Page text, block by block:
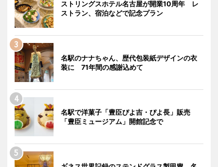
ストリングスホテル名古屋が開業10周年 レ
ストラン、宿泊などで記念プラン
名駅のナナちゃん、歴代包装紙デザインの衣
装に 71年間の感謝込めて
名駅で洋菓子「豊臣ぴよ吉・ぴよ長」販売
「豊臣ミュージアム」開館記念で